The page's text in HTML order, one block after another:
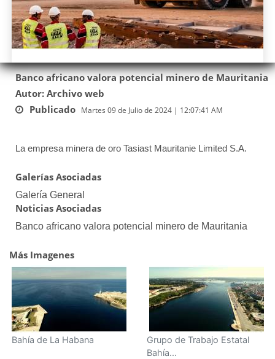
Banco africano valora potencial minero de Mauritania
Autor: Archivo web
Publicado Martes 09 de Julio de 2024 | 12:07:41 AM
La empresa minera de oro Tasiast Mauritanie Limited S.A.
Galerías Asociadas
Galería General
Noticias Asociadas
Banco africano valora potencial minero de Mauritania
Más Imagenes
Bahía de La Habana
Grupo de Trabajo Estatal
Bahía...